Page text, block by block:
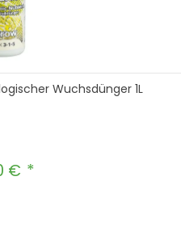
Wuchsdünger 1L
Preis:
€